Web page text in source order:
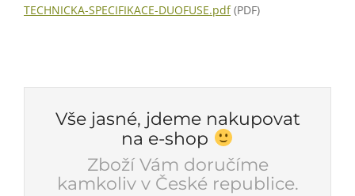
TECHNICKA-SPECIFIKACE-DUOFUSE.pdf(PDF)
Vše jasné, jdeme nakupovat
na e-shop
Zboží Vám doručíme
kamkoliv v České republice.